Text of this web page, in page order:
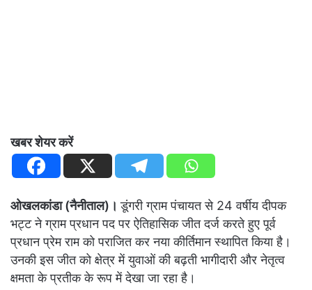
खबर शेयर करें
ओखलकांडा (नैनीताल)।डूंगरी ग्राम पंचायत से 24 वर्षीय दीपक
भट्ट ने ग्राम प्रधान पद पर ऐतिहासिक जीत दर्ज करते हुए पूर्व
प्रधान प्रेम राम को पराजित कर नया कीर्तिमान स्थापित किया है।
उनकी इस जीत को क्षेत्र में युवाओं की बढ़ती भागीदारी और नेतृत्व
क्षमता के प्रतीक के रूप में देखा जा रहा है।